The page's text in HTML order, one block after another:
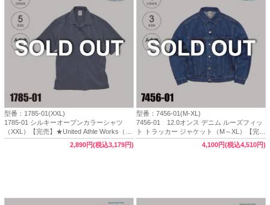
型番：1785-01(XXL)
1785-01 シルキーオープンカラーシャツ
（XXL）【完売】★United Athle Works（ユ
ナイテッドアスレワークス）
2,890円(税込3,179円)
型番：7456-01(M-XL)
7456-01 12.0オンス デニム ルーズフィッ
ト トラッカー ジャケット（M～XL）【完
売】★United Athle Works（ユナイテッドア
4,100円(税込4,510円)